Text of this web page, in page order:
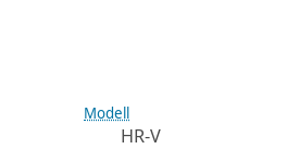
Modell
HR-V